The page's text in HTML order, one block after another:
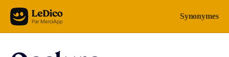
Aller au contenu Synonymes